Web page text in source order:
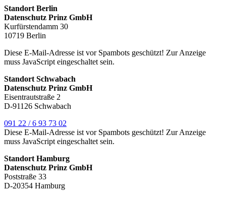
Standort Berlin
Datenschutz Prinz GmbH
Kurfürstendamm 30
10719 Berlin
Diese E-Mail-Adresse ist vor Spambots geschützt! Zur Anzeige
muss JavaScript eingeschaltet sein.
Standort Schwabach
Datenschutz Prinz GmbH
Eisentrautstraße 2
D-91126 Schwabach
091 22 / 6 93 73 02
Diese E-Mail-Adresse ist vor Spambots geschützt! Zur Anzeige
muss JavaScript eingeschaltet sein.
Standort Hamburg
Datenschutz Prinz GmbH
Poststraße 33
D-20354 Hamburg